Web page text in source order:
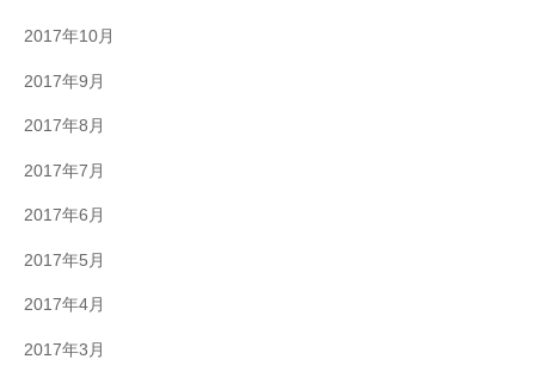
2017年10月
2017年9月
2017年8月
2017年7月
2017年6月
2017年5月
2017年4月
2017年3月